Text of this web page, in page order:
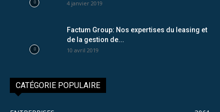
4 janvier 2019
Factum Group: Nos expertises du leasing et
de la gestion de...
10 avril 2019
CATÉGORIE POPULAIRE